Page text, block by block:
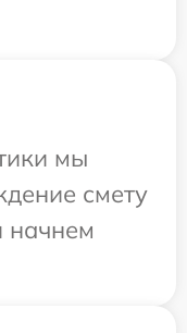
мы
смету
начнем